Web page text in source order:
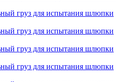
груз для испытания шлюпки
груз для испытания шлюпки
груз для испытания шлюпки
груз для испытания шлюпки